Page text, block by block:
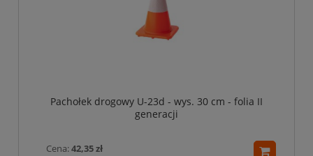
Pachołek drogowy U-23d - wys. 30 cm - folia II
generacji
Cena:42,35 zł